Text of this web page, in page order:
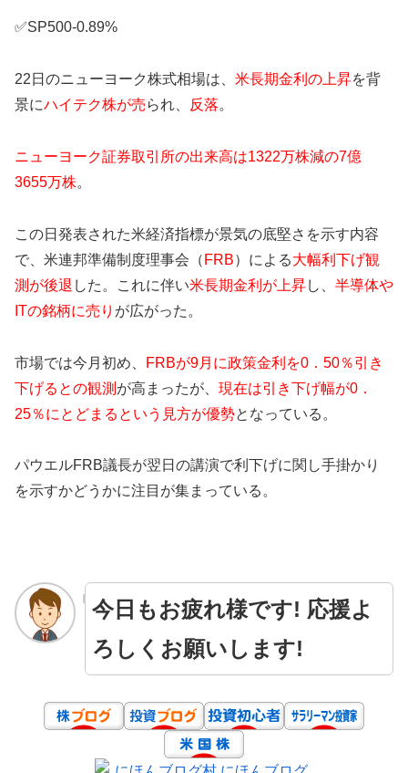
✅SP500-0.89%
22日のニューヨーク株式相場は、 米長期金利の上昇を背
景にハイテク株が売られ、 反落。
ニューヨーク証券取引所の出来高は1322万株減の7億
3655万株。
この日発表された米経済指標が景気の底堅さを示す内容
で、米連邦準備制度理事会（ FRB）による大幅利下げ観
測が後退 した。これに伴い米長期金利が上昇し、 半導体や
ITの銘柄に売り が広がった。
市場では今月初め、
FRBが9月に政策金利を0．50％引き
下げるとの観測 が高まったが、 現在は引き下げ幅が0．
25％にとどまるという見方が優勢となっている。
パウエルFRB議長が翌日の講演で利下げに関し手掛かり
を示すかどうかに注目が集まっている。
今日もお疲れ様です! 応援よ
ろしくお願いします!